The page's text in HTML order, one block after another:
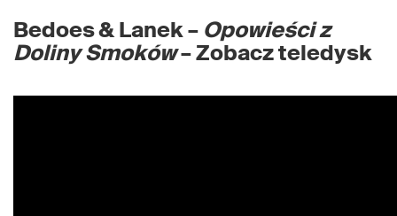
Bedoes & Lanek – Opowieści z
Doliny Smoków– Zobacz teledysk